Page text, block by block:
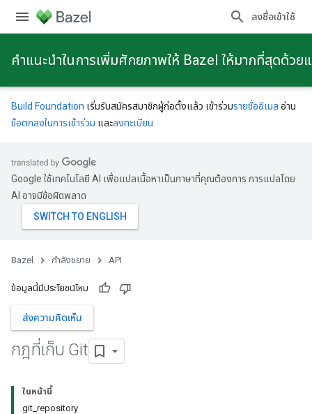
ลงชื่อเข้าใช้
คําแนะนําในการเพิ่มศักยภาพให้ Bazel ให้มากที่สุดด้ว
Build Foundation เริ่มรับสมัครสมาชิกผู้ก่อตั้งแล้ว เข้าร่วมรายชื่ออีเมล อ่าน
ข้อตกลงในการเข้าร่วม และลงทะเบียน
Google ใช้เทคโนโลยี AI เพื่อแปลเนื้อหาเป็นภาษาที่คุณต้องการ การแปลโดย
AI อาจมีข้อผิดพลาด
Bazel กําลังขยาย API
ข้อมูลนี้มีประโยชน์ไหม
ส่งความคิดเห็น
กฎที่เก็บ Git
ในหน้านี้
git_repository